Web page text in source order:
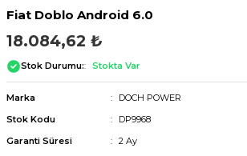
Fiat Doblo Android 6.0
18.084,62 ₺
Stok Durumu: Stokta Var
Marka
DOCH POWER
Stok Kodu
DP9968
Garanti Süresi
2 Ay